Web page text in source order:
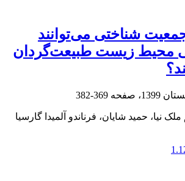
جمعیت شناختی می‌توانند
محیط زیست طبیعت‌گردان
369-382
نیا، حمید شایان، فرناندو آلمیدا گارسیا